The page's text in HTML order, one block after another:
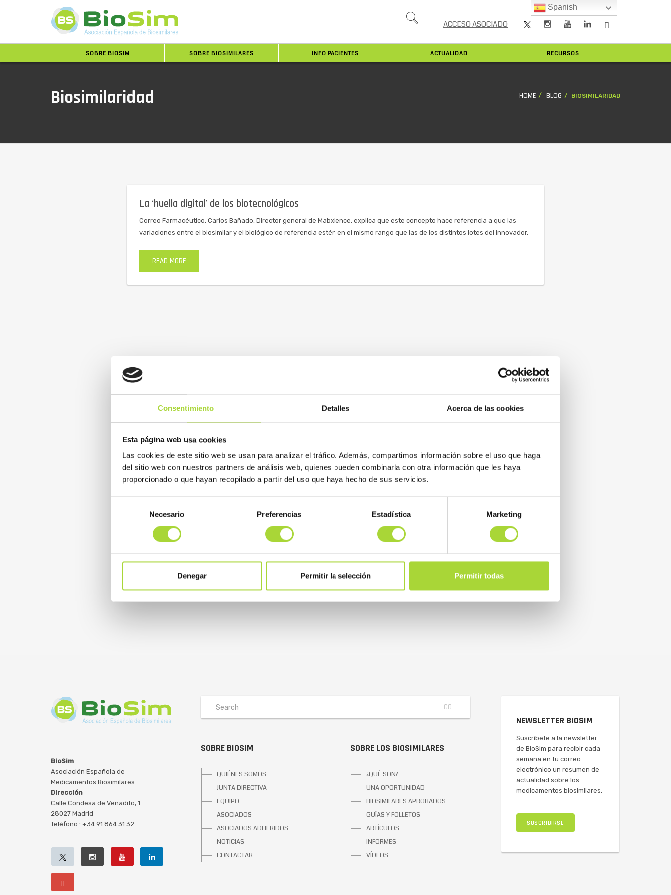
Consentimiento Detalles Acerca de las cookies
Esta página web usa cookies
Las cookies de este sitio web se usan para analizar el tráfico. Además, compartimos información sobre el uso que haga
del sitio web con nuestros partners de análisis web, quienes pueden combinarla con otra información que les haya
proporcionado o que hayan recopilado a partir del uso que haya hecho de sus servicios.
consentimiento
Necesario Preferencias Estadística Marketing
Denegar Permitir la selección Permitir todas
SOBRE BIOSIM SOBRE BIOSIMILARES INFO PACIENTES ACTUALIDAD RECURSOS
ACCESO ASOCIADO
Biosimilaridad HOME BLOG BIOSIMILARIDAD
La ‘huella digital’ de los biotecnológicos
Correo Farmacéutico. Carlos Bañado, Director general de Mabxience, explica que este concepto hace referencia a que las
variaciones entre el biosimilar y el biológico de referencia estén en el mismo rango que las de los distintos lotes del innovador.
READ MORE
BioSim
Asociación Española de
Medicamentos Biosimilares
Dirección
Calle Condesa de Venadito, 1
28027 Madrid
Teléfono : +34 91 864 31 32
SOBRE BIOSIM
QUIÉNES SOMOS
JUNTA DIRECTIVA
EQUIPO
ASOCIADOS
ASOCIADOS ADHERIDOS
NOTICIAS
CONTACTAR
SOBRE LOS BIOSIMILARES
¿QUÉ SON?
UNA OPORTUNIDAD
BIOSIMILARES APROBADOS
GUÍAS Y FOLLETOS
ARTÍCULOS
INFORMES
VÍDEOS
NEWSLETTER BIOSIM
Suscríbete a la newsletter
de BioSim para recibir cada
semana en tu correo
electrónico un resumen de
actualidad sobre los
medicamentos biosimilares.
SUSCRIBIRSE
Spanish